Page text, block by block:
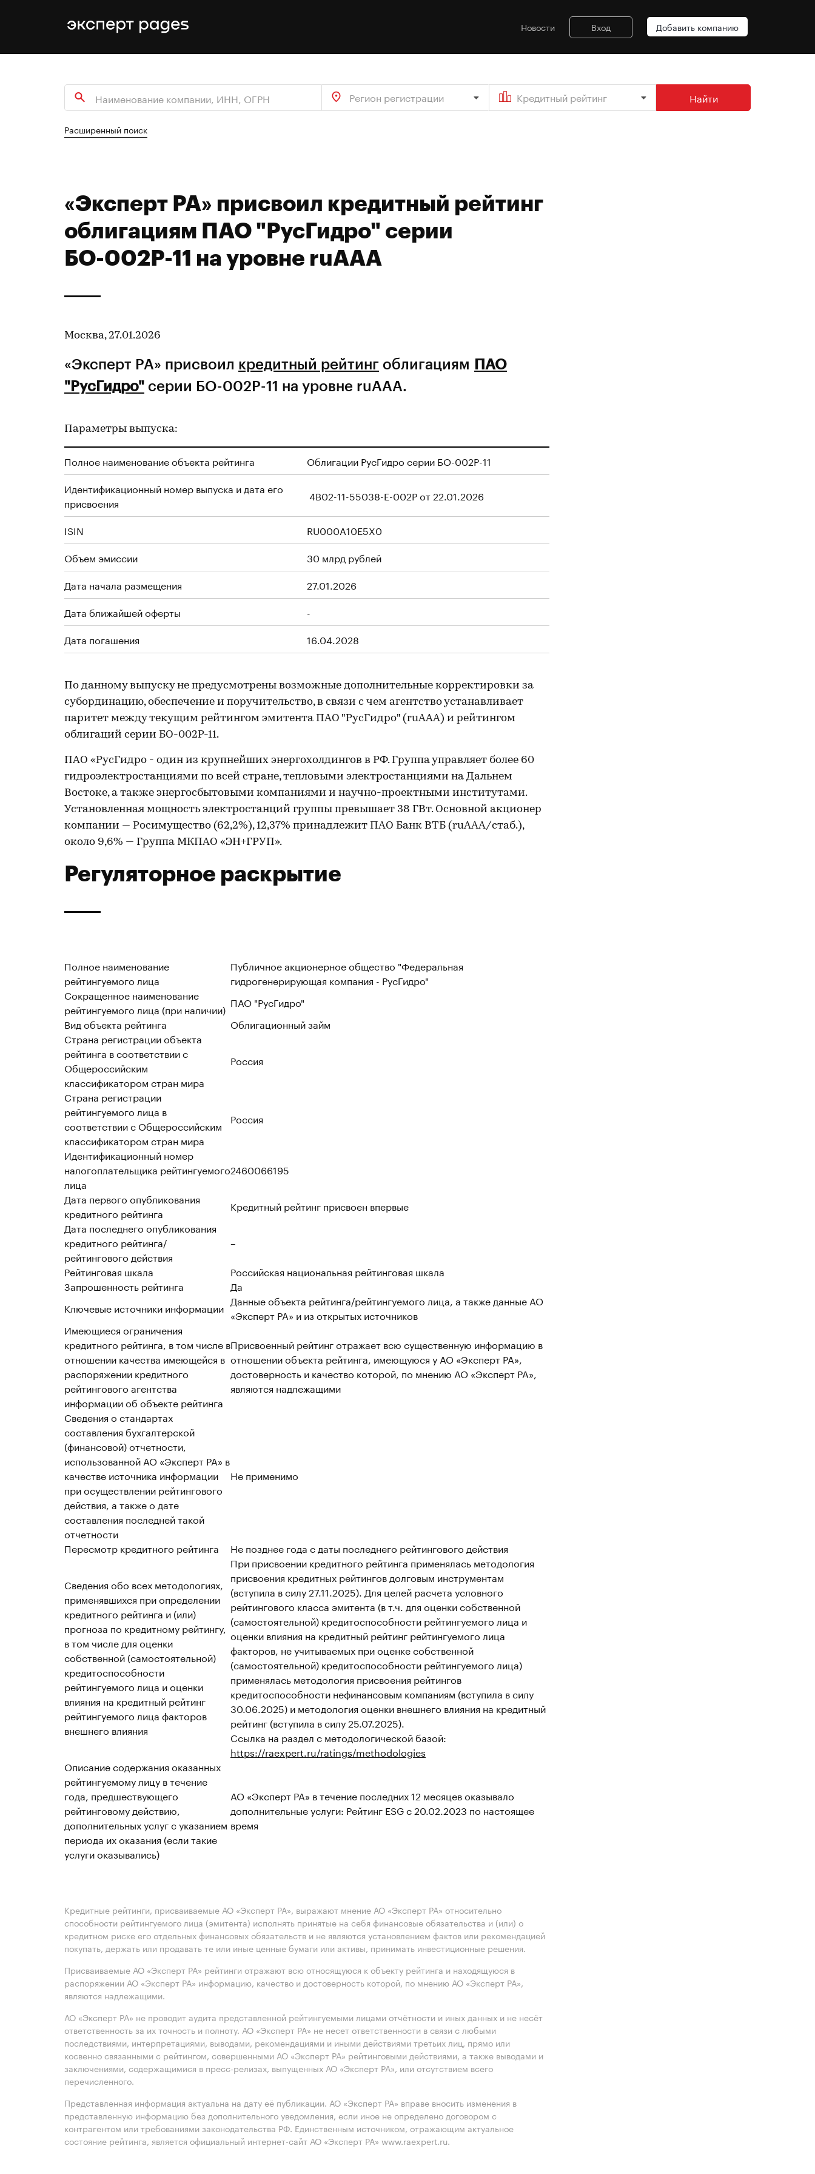
Новости Вход Добавить компанию
Регион регистрации Кредитный рейтинг Найти
Расширенный поиск
«Эксперт РА» присвоил кредитный рейтинг
облигациям ПАО "РусГидро" серии
БО-002Р-11 на уровне ruAAA
Москва, 27.01.2026
«Эксперт РА» присвоил кредитный рейтинг облигациям ПАО
"РусГидро" серии БО-002Р-11 на уровне ruAAA.
Параметры выпуска:
Полное наименование объекта рейтинга
Облигации РусГидро серии БО-002Р-11
Идентификационный номер выпуска и дата его
присвоения
4B02-11-55038-E-002P от 22.01.2026
ISIN
RU000A10E5X0
Объем эмиссии
30 млрд рублей
Дата начала размещения
27.01.2026
Дата ближайшей оферты
-
Дата погашения
16.04.2028
По данному выпуску не предусмотрены возможные дополнительные корректировки за
субординацию, обеспечение и поручительство, в связи с чем агентство устанавливает
паритет между текущим рейтингом эмитента ПАО "РусГидро" (ruAAA) и рейтингом
облигаций серии БО-002Р-11.
ПАО «РусГидро - один из крупнейших энергохолдингов в РФ. Группа управляет более 60
гидроэлектростанциями по всей стране, тепловыми электростанциями на Дальнем
Востоке, а также энергосбытовыми компаниями и научно-проектными институтами.
Установленная мощность электростанций группы превышает 38 ГВт. Основной акционер
компании — Росимущество (62,2%), 12,37% принадлежит ПАО Банк ВТБ (ruAAA/стаб.),
около 9,6% — Группа МКПАО «ЭН+ГРУП».
Регуляторное раскрытие
Полное наименование
рейтингуемого лица
Публичное акционерное общество "Федеральная
гидрогенерирующая компания - РусГидро"
Сокращенное наименование
рейтингуемого лица (при наличии) ПАО "РусГидро"
Вид объекта рейтинга
Облигационный займ
Страна регистрации объекта
рейтинга в соответствии с
Общероссийским
классификатором стран мира
Россия
Страна регистрации
рейтингуемого лица в
соответствии с Общероссийским
классификатором стран мира
Россия
Идентификационный номер
налогоплательщика рейтингуемого
лица
2460066195
Дата первого опубликования
кредитного рейтинга
Кредитный рейтинг присвоен впервые
Дата последнего опубликования
кредитного рейтинга/
рейтингового действия
–
Рейтинговая шкала
Российская национальная рейтинговая шкала
Запрошенность рейтинга
Да
Ключевые источники информации Данные объекта рейтинга/рейтингуемого лица, а также данные АО
«Эксперт РА» и из открытых источников
Имеющиеся ограничения
кредитного рейтинга, в том числе в
отношении качества имеющейся в
распоряжении кредитного
рейтингового агентства
информации об объекте рейтинга
Присвоенный рейтинг отражает всю существенную информацию в
отношении объекта рейтинга, имеющуюся у АО «Эксперт РА»,
достоверность и качество которой, по мнению АО «Эксперт РА»,
являются надлежащими
Сведения о стандартах
составления бухгалтерской
(финансовой) отчетности,
использованной АО «Эксперт РА» в
качестве источника информации
при осуществлении рейтингового
действия, а также о дате
составления последней такой
отчетности
Не применимо
Пересмотр кредитного рейтинга Не позднее года с даты последнего рейтингового действия
Сведения обо всех методологиях,
применявшихся при определении
кредитного рейтинга и (или)
прогноза по кредитному рейтингу,
в том числе для оценки
собственной (самостоятельной)
кредитоспособности
рейтингуемого лица и оценки
влияния на кредитный рейтинг
рейтингуемого лица факторов
внешнего влияния
При присвоении кредитного рейтинга применялась методология
присвоения кредитных рейтингов долговым инструментам
(вступила в силу 27.11.2025). Для целей расчета условного
рейтингового класса эмитента (в т.ч. для оценки собственной
(самостоятельной) кредитоспособности рейтингуемого лица и
оценки влияния на кредитный рейтинг рейтингуемого лица
факторов, не учитываемых при оценке собственной
(самостоятельной) кредитоспособности рейтингуемого лица)
применялась методология присвоения рейтингов
кредитоспособности нефинансовым компаниям (вступила в силу
30.06.2025) и методология оценки внешнего влияния на кредитный
рейтинг (вступила в силу 25.07.2025).
Ссылка на раздел с методологической базой:
https://raexpert.ru/ratings/methodologies
Описание содержания оказанных
рейтингуемому лицу в течение
года, предшествующего
рейтинговому действию,
дополнительных услуг с указанием
периода их оказания (если такие
услуги оказывались)
АО «Эксперт РА» в течение последних 12 месяцев оказывало
дополнительные услуги: Рейтинг ESG с 20.02.2023 по настоящее
время
Кредитные рейтинги, присваиваемые АО «Эксперт РА», выражают мнение АО «Эксперт РА» относительно
способности рейтингуемого лица (эмитента) исполнять принятые на себя финансовые обязательства и (или) о
кредитном риске его отдельных финансовых обязательств и не являются установлением фактов или рекомендацией
покупать, держать или продавать те или иные ценные бумаги или активы, принимать инвестиционные решения.
Присваиваемые АО «Эксперт РА» рейтинги отражают всю относящуюся к объекту рейтинга и находящуюся в
распоряжении АО «Эксперт РА» информацию, качество и достоверность которой, по мнению АО «Эксперт РА»,
являются надлежащими.
АО «Эксперт РА» не проводит аудита представленной рейтингуемыми лицами отчётности и иных данных и не несёт
ответственность за их точность и полноту. АО «Эксперт РА» не несет ответственности в связи с любыми
последствиями, интерпретациями, выводами, рекомендациями и иными действиями третьих лиц, прямо или
косвенно связанными с рейтингом, совершенными АО «Эксперт РА» рейтинговыми действиями, а также выводами и
заключениями, содержащимися в пресс-релизах, выпущенных АО «Эксперт РА», или отсутствием всего
перечисленного.
Представленная информация актуальна на дату её публикации. АО «Эксперт РА» вправе вносить изменения в
представленную информацию без дополнительного уведомления, если иное не определено договором с
контрагентом или требованиями законодательства РФ. Единственным источником, отражающим актуальное
состояние рейтинга, является официальный интернет-сайт АО «Эксперт РА» www.raexpert.ru.